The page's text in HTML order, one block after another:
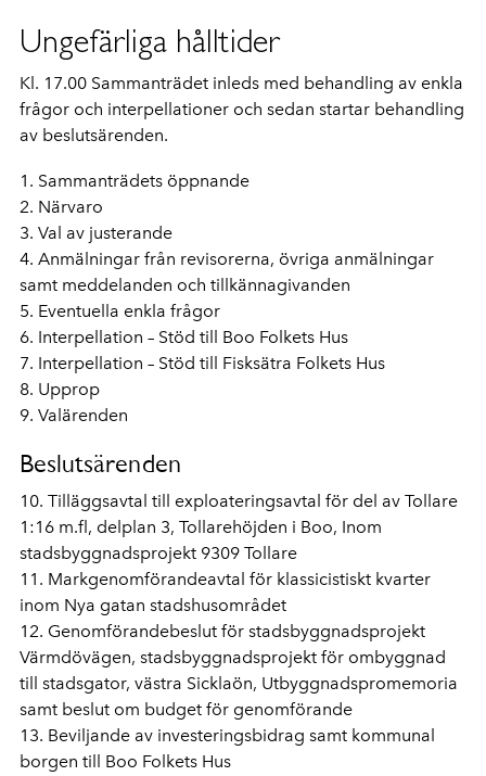
Ungefärliga hålltider
Kl. 17.00 Sammanträdet inleds med behandling av enkla
frågor och interpellationer och sedan startar behandling
av beslutsärenden.
1. Sammanträdets öppnande
2. Närvaro
3. Val av justerande
4. Anmälningar från revisorerna, övriga anmälningar
samt meddelanden och tillkännagivanden
5. Eventuella enkla frågor
6. Interpellation – Stöd till Boo Folkets Hus
7. Interpellation – Stöd till Fisksätra Folkets Hus
8. Upprop
9. Valärenden
Beslutsärenden
10. Tilläggsavtal till exploateringsavtal för del av Tollare
1:16 m.fl, delplan 3, Tollarehöjden i Boo, Inom
stadsbyggnadsprojekt 9309 Tollare
11. Markgenomförandeavtal för klassicistiskt kvarter
inom Nya gatan stadshusområdet
12. Genomförandebeslut för stadsbyggnadsprojekt
Värmdövägen, stadsbyggnadsprojekt för ombyggnad
till stadsgator, västra Sicklaön, Utbyggnadspromemoria
samt beslut om budget för genomförande
13. Beviljande av investeringsbidrag samt kommunal
borgen till Boo Folkets Hus